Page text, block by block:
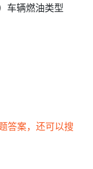
车辆燃油类型
答案，还可以搜